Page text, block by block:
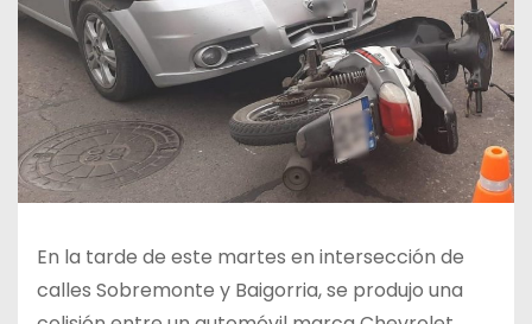
En la tarde de este martes en intersección de
calles Sobremonte y Baigorria, se produjo una